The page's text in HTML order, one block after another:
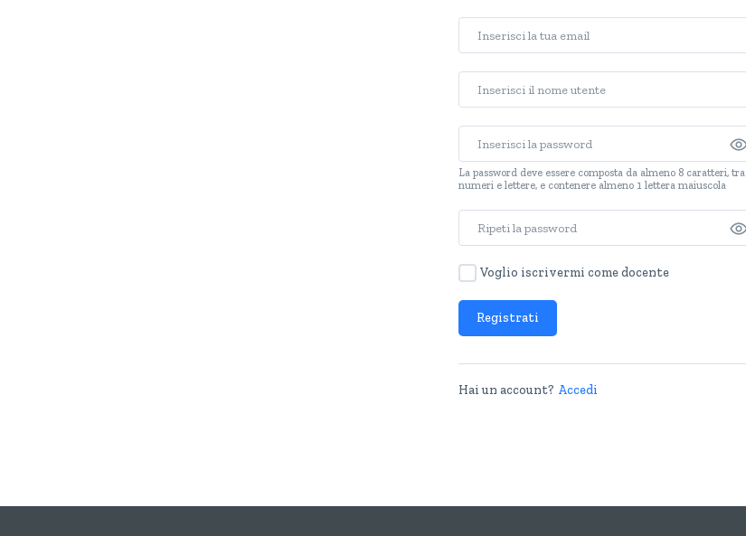
La password deve essere composta da almeno 8 caratteri, tra
numeri e lettere, e contenere almeno 1 lettera maiuscola
Voglio iscrivermi come docente
Registrati
Hai un account? Accedi